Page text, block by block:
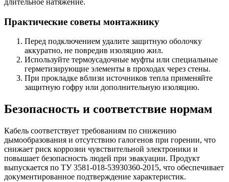
длительное натяжение.
Практические советы монтажнику
Перед подключением удалите защитную оболочку
аккуратно, не повредив изоляцию жил.
Используйте термоусадочные муфты или специальные
герметизирующие элементы в проходах через стены.
При прокладке вблизи источников тепла применяйте
защитную гофру или дополнительную изоляцию.
Безопасность и соответствие нормам
Кабель соответствует требованиям по снижению
дымообразования и отсутствию галогенов при горении, что
снижает риск коррозии чувствительной электроники и
повышает безопасность людей при эвакуации. Продукт
выпускается по ТУ 3581-018-53930360-2015, что обеспечивает
документированное подтверждение характеристик.